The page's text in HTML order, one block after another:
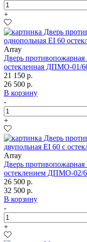
+
Array
Дверь противопожарная
остекленная ДПМО-01/
21 150 р.
26 500 р.
В корзину
-
+
Array
Дверь противопожарная
остеклением ДПМО-02/
26 500 р.
32 500 р.
В корзину
-
+